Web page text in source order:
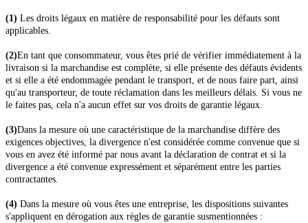
(1) Les droits légaux en matière de responsabilité pour les défauts sont
applicables.
(2)En tant que consommateur, vous êtes prié de vérifier immédiatement à la
livraison si la marchandise est complète, si elle présente des défauts évidents
et si elle a été endommagée pendant le transport, et de nous faire part, ainsi
qu'au transporteur, de toute réclamation dans les meilleurs délais. Si vous ne
le faites pas, cela n'a aucun effet sur vos droits de garantie légaux.
(3)Dans la mesure où une caractéristique de la marchandise diffère des
exigences objectives, la divergence n'est considérée comme convenue que si
vous en avez été informé par nous avant la déclaration de contrat et si la
divergence a été convenue expressément et séparément entre les parties
contractantes.
(4) Dans la mesure où vous êtes une entreprise, les dispositions suivantes
s'appliquent en dérogation aux règles de garantie susmentionnées :